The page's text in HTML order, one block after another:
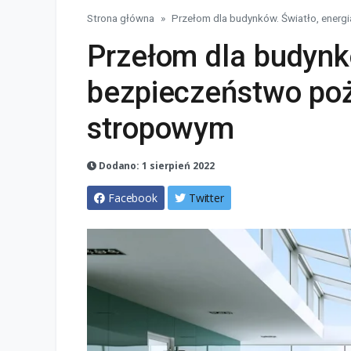
Strona główna Przełom dla budynków. Światło,
Przełom dla
bezpieczeństwo
stropowym
Dodano: 1 sierpień 2022
Facebook Twitter